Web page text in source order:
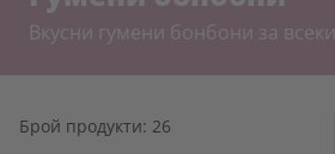
Вкусни гумени бонбони за всеки
Брой продукти: 26